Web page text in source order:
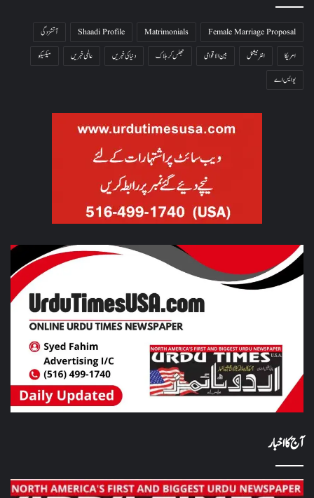
Female Marriage Proposal
Matrimonials
Shaadi Profile
آتشزدگی
امریکا
انٹرنیشنل بین الاقوامی جھلس کر ہلاک دنیا کی خبریں عالمی خبریں
میکسیکو
یو ایس اے
آج کا اخبار